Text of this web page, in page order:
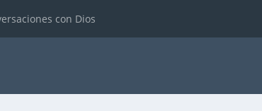
con Dios